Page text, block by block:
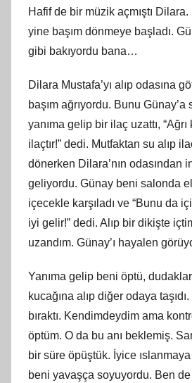
Hafif de bir müzik açmıştı
yine başım dönmeye başladı.
gibi bakıyordu bana…
Dilara Mustafa’yı alıp odasına
başım ağrıyordu. Bunu
yanıma gelip bir ilaç uzattı,
ilaçtır!” dedi. Mutfaktan su alıp
dönerken Dilara’nın odasından
geliyordu. Günay beni salonda
içecekle karşıladı ve “Bunu da
iyi gelir!” dedi. Alıp bir dikişte
uzandım. Günay’ı hayalen
Yanıma gelip beni öptü,
kucağına alıp diğer odaya
bıraktı. Kendimdeydim ama
öptüm. O da bu anı beklemiş.
bir süre öpüştük. İyice
beni yavaşça soyuyordu. Ben